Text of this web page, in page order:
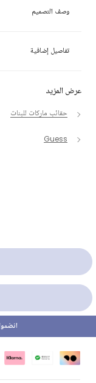
عرض المزيد
حقائب ماركات للبنات
Guess
وصف التصميم
تفاصيل إضافية